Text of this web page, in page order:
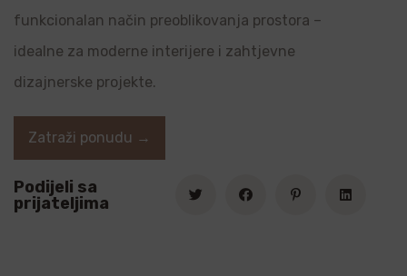
funkcionalan način preoblikovanja prostora –
idealne za moderne interijere i zahtjevne
dizajnerske projekte.
Podijeli sa
prijateljima
Zatraži ponudu →